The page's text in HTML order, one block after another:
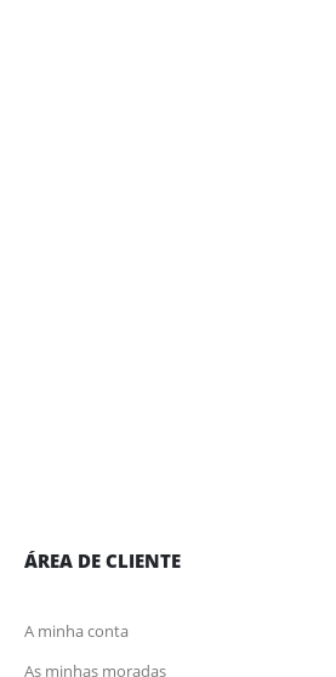
ÁREA DE CLIENTE
A minha conta
As minhas moradas